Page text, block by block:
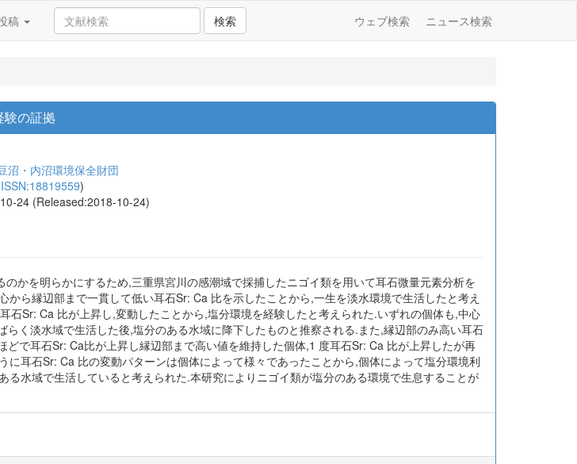
稿 検索 ウェブ検索 ニュース検索
験の証拠
沼・内沼環境保全財団
ISSN:18819559)
24 (Released:2018-10-24)
かを明らかにするため,三重県宮川の感潮域で採捕したニゴイ類を用いて耳石微量元素分析を
ら縁辺部まで一貫して低い耳石Sr: Ca 比を示したことから,一生を淡水環境で生活したと考え
石Sr: Ca 比が上昇し,変動したことから,塩分環境を経験したと考えられた.いずれの個体も,中心
く淡水域で生活した後,塩分のある水域に降下したものと推察される.また,縁辺部のみ高い耳石
で耳石Sr: Ca比が上昇し縁辺部まで高い値を維持した個体,1 度耳石Sr: Ca 比が上昇したが再
に耳石Sr: Ca 比の変動パターンは個体によって様々であったことから,個体によって塩分環境利
る水域で生活していると考えられた.本研究によりニゴイ類が塩分のある環境で生息することが